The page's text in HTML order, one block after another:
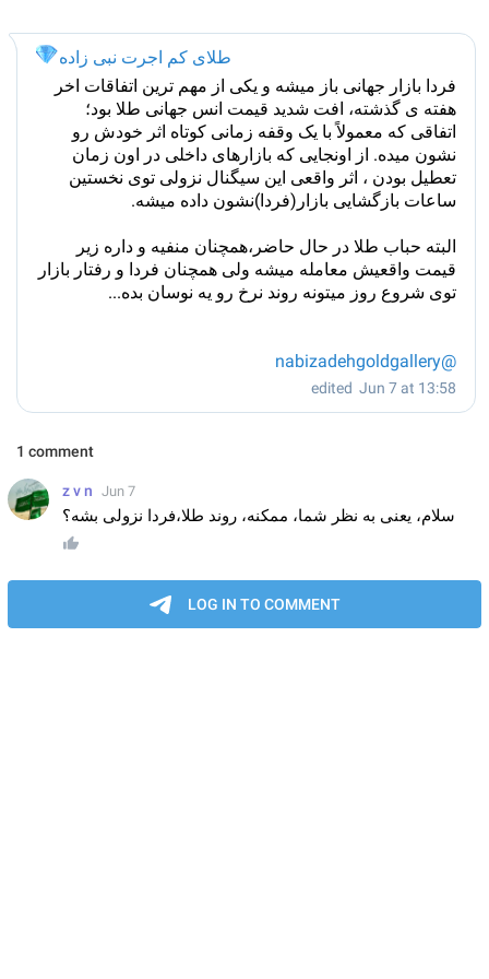
طلای کم اجرت نبی زاده
💎
فردا بازار جهانی باز میشه و یکی از مهم ترین اتفاقات اخر
هفته ی گذشته، افت شدید قیمت انس جهانی طلا بود؛
اتفاقی که معمولاً با یک وقفه زمانی کوتاه اثر خودش رو
نشون میده. از اونجایی که بازارهای داخلی در اون زمان
تعطیل بودن ، اثر واقعی این سیگنال نزولی توی نخستین
ساعات بازگشایی بازار(فردا)نشون داده میشه.
البته حباب طلا در حال حاضر،همچنان منفیه و داره زیر
قیمت واقعیش معامله میشه ولی همچنان فردا و رفتار بازار
توی شروع روز میتونه روند نرخ رو یه نوسان بده...
@nabizadehgoldgallery
edited Jun 7 at 13:58
1 comment
z v n Jun 7
سلام، یعنی به نظر شما، ممکنه، روند طلا،فردا نزولی بشه؟
LOG IN TO COMMENT